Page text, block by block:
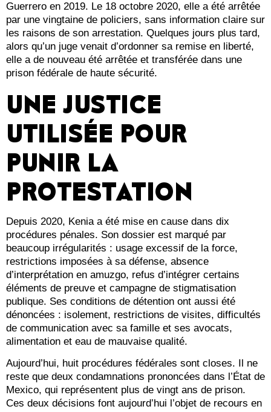
Guerrero en 2019. Le 18 octobre 2020, elle a été arrêtée
par une vingtaine de policiers, sans information claire sur
les raisons de son arrestation. Quelques jours plus tard,
alors qu’un juge venait d’ordonner sa remise en liberté,
elle a de nouveau été arrêtée et transférée dans une
prison fédérale de haute sécurité.
UNE JUSTICE
UTILISÉE POUR
PUNIR LA
PROTESTATION
Depuis 2020, Kenia a été mise en cause dans dix
procédures pénales. Son dossier est marqué par
beaucoup irrégularités : usage excessif de la force,
restrictions imposées à sa défense, absence
d’interprétation en amuzgo, refus d’intégrer certains
éléments de preuve et campagne de stigmatisation
publique. Ses conditions de détention ont aussi été
dénoncées : isolement, restrictions de visites, difficultés
de communication avec sa famille et ses avocats,
alimentation et eau de mauvaise qualité.
Aujourd’hui, huit procédures fédérales sont closes. Il ne
reste que deux condamnations prononcées dans l’État de
Mexico, qui représentent plus de vingt ans de prison.
Ces deux décisions font aujourd’hui l’objet de recours en